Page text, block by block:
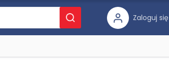
Zaloguj się